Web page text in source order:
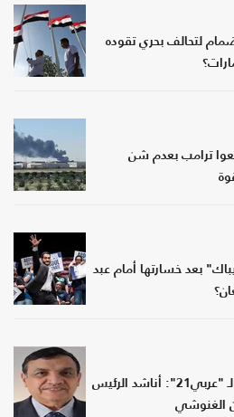
لتحالف بحري تقوده
ترامب بعدم شن
بعد خسارتها أمام عبد
قيادي بالنهضة التونسية لـ "عربي21": أناشد الرئيس
الغنوشي